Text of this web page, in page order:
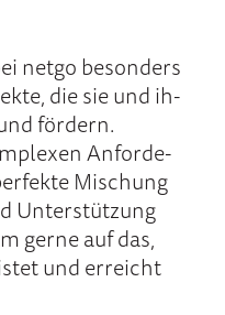
netgo be­son­ders
die sie und ih­
för­dern.
An­for­de­
Mischung
Unter­stützung
ger­ne auf das,
und er­reicht